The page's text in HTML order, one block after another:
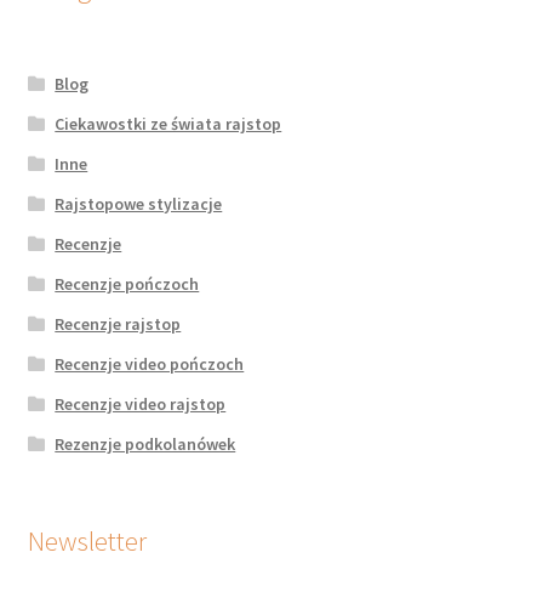
Blog
Ciekawostki ze świata rajstop
Inne
Rajstopowe stylizacje
Recenzje
Recenzje pończoch
Recenzje rajstop
Recenzje video pończoch
Recenzje video rajstop
Rezenzje podkolanówek
Newsletter